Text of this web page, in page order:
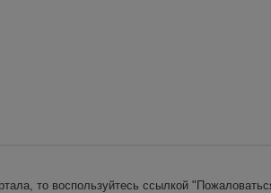
то воспользуйтесь ссылкой